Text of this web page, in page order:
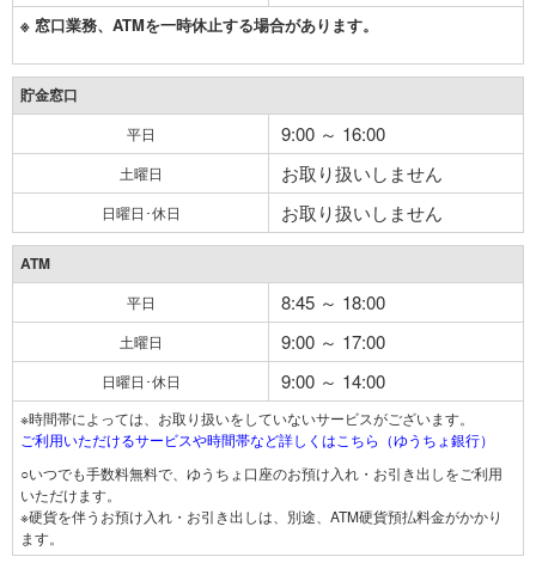
※ 窓口業務、ATMを一時休止する場合があります。
貯金窓口
平日 9:00 ～ 16:00
土曜日 お取り扱いしません
日曜日･休日 お取り扱いしません
ATM
平日 8:45 ～ 18:00
土曜日 9:00 ～ 17:00
日曜日･休日 9:00 ～ 14:00
※時間帯によっては、お取り扱いをしていないサービスがございます。
ご利用いただけるサービスや時間帯など詳しくはこちら（ゆうちょ銀行）
○いつでも手数料無料で、ゆうちょ口座のお預け入れ・お引き出しをご利用
いただけます。
※硬貨を伴うお預け入れ・お引き出しは、別途、ATM硬貨預払料金がかかり
ます。